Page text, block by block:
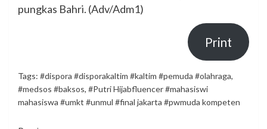
pungkas Bahri. (Adv/Adm1)
Print
Tags: #dispora #disporakaltim #kaltim #pemuda #olahraga,
#medsos #baksos, #Putri Hijabfluencer #mahasiswi
mahasiswa #umkt #unmul #final jakarta #pwmuda kompeten